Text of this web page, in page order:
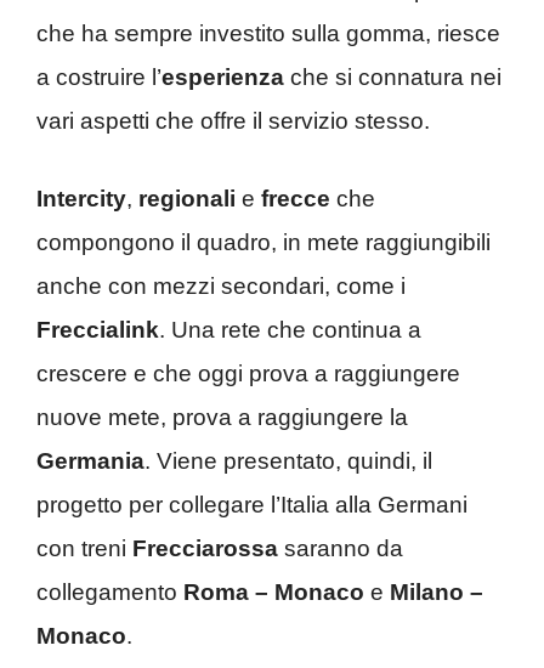
che ha sempre investito sulla gomma, riesce
a costruire l’esperienza che si connatura nei
vari aspetti che offre il servizio stesso.
Intercity, regionali e frecce che
compongono il quadro, in mete raggiungibili
anche con mezzi secondari, come i
Freccialink. Una rete che continua a
crescere e che oggi prova a raggiungere
nuove mete, prova a raggiungere la
Germania. Viene presentato, quindi, il
progetto per collegare l’Italia alla Germani
con treni Frecciarossa saranno da
collegamento Roma – Monaco e Milano –
Monaco.